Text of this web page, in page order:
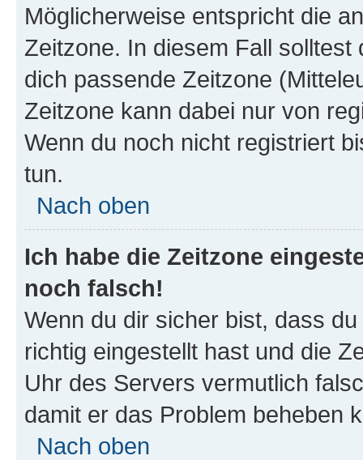
Möglicherweise entspricht die
Zeitzone. In diesem Fall solltest
dich passende Zeitzone
Zeitzone kann dabei nur von
Wenn du noch nicht registriert
tun.
Nach oben
Ich habe die Zeitzone
noch falsch!
Wenn du dir sicher bist, dass
richtig eingestellt hast und die
Uhr des Servers vermutlich
damit er das Problem beheben
Nach oben